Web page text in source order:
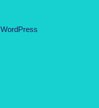
WordPress